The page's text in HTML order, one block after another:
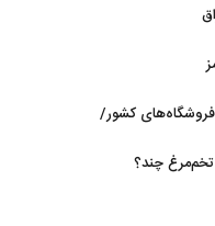
فروشگاه‌های کشور/
چند؟